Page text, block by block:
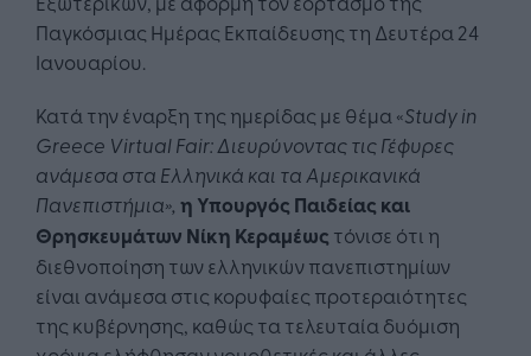
Παγκόσμιας Ημέρας Εκπαίδευσης τη Δευτέρα 24
Ιανουαρίου.
Κατά την έναρξη της ημερίδας με θέμα «Study in
Greece Virtual Fair: Διευρύνοντας τις Γέφυρες
ανάμεσα στα Ελληνικά και τα Αμερικανικά
Πανεπιστήμια», η Υπουργός Παιδείας και
Θρησκευμάτων Νίκη Κεραμέως τόνισε ότι η
διεθνοποίηση των ελληνικών πανεπιστημίων
είναι ανάμεσα στις κορυφαίες προτεραιότητες
της κυβέρνησης, καθώς τα τελευταία δυόμιση